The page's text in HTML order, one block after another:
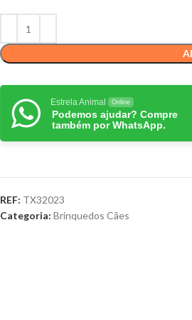
Estrela Animal Online
Podemos ajudar? Compre
também por WhatsApp.
REF: TX32023
Categoria: Brinquedos Cães